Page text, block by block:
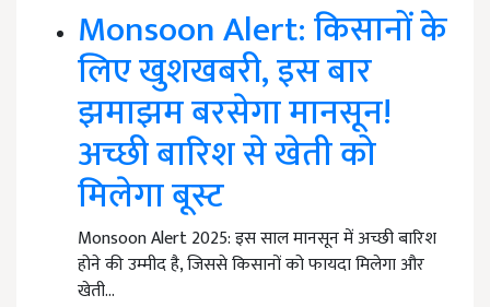
Monsoon Alert: किसानों के
लिए खुशखबरी, इस बार
झमाझम बरसेगा मानसून!
अच्छी बारिश से खेती को
मिलेगा बूस्ट
Monsoon Alert 2025: इस साल मानसून में अच्छी बारिश
होने की उम्मीद है, जिससे किसानों को फायदा मिलेगा और
खेती…